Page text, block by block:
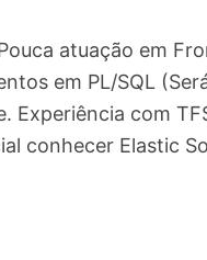
atuação em
em PL/SQL
Experiência com
conhecer Elastic